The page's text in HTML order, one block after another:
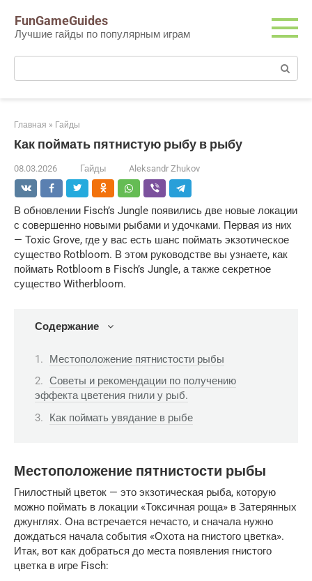
контенту
FunGameGuides
Лучшие гайды по популярным играм
Поиск:
Главная » Гайды
Как поймать пятнистую рыбу в рыбу
08.03.2026 Гайды Aleksandr Zhukov
В обновлении Fisch’s Jungle появились две новые локации
с совершенно новыми рыбами и удочками. Первая из них
— Toxic Grove, где у вас есть шанс поймать экзотическое
существо Rotbloom. В этом руководстве вы узнаете, как
поймать Rotbloom в Fisch’s Jungle, а также секретное
существо Witherbloom.
Содержание
Местоположение пятнистости рыбы
Советы и рекомендации по получению
эффекта цветения гнили у рыб.
Как поймать увядание в рыбе
Местоположение пятнистости рыбы
Гнилостный цветок — это экзотическая рыба, которую
можно поймать в локации «Токсичная роща» в Затерянных
джунглях. Она встречается нечасто, и сначала нужно
дождаться начала события «Охота на гнистого цветка».
Итак, вот как добраться до места появления гнистого
цветка в игре Fisch: